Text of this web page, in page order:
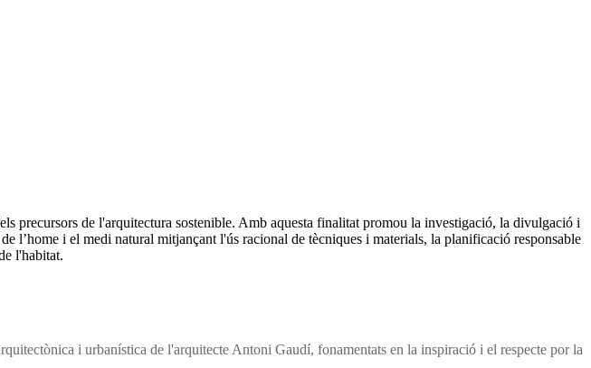
de l'arquitectura sostenible. Amb aquesta finalitat promou la investigació, la divulgació i
l’home i el medi natural mitjançant l'ús racional de tècniques i materials, la planificació responsable
l'habitat.
i urbanística de l'arquitecte Antoni Gaudí, fonamentats en la inspiració i el respecte por la